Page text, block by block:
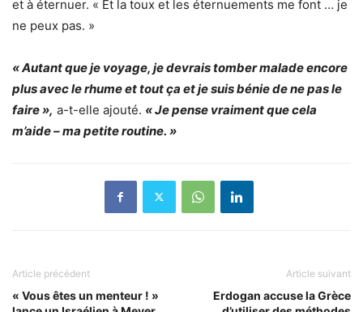
et à éternuer. « Et la toux et les éternuements me font … je
ne peux pas. »
« Autant que je voyage, je devrais tomber malade encore
plus avec le rhume et tout ça et je suis bénie de ne pas le
faire », a-t-elle ajouté. « Je pense vraiment que cela
m’aide – ma petite routine. »
Article précédent
« Vous êtes un menteur ! »
Article suivant
Erdogan accuse la Grèce